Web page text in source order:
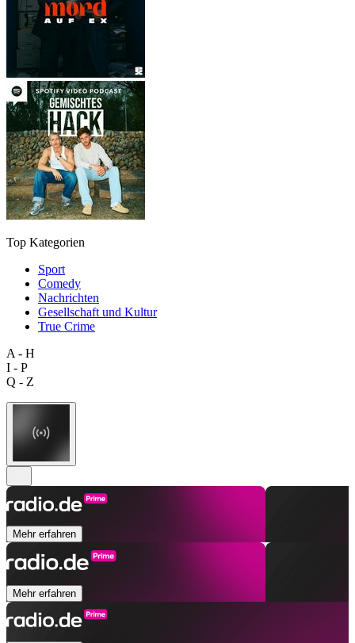
Top Kategorien
Sport
Comedy
Nachrichten
Gesellschaft und Kultur
True Crime
A - H
I - P
Q - Z
Mehr erfahren
Mehr erfahren